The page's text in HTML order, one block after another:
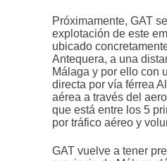
Próximamente, GAT
explotación de este
ubicado
Antequera, a una
Málaga y por ello con
directa por vía férrea
aérea a través del
que está entre los 5
por tráfico aéreo y
GAT vuelve a tener